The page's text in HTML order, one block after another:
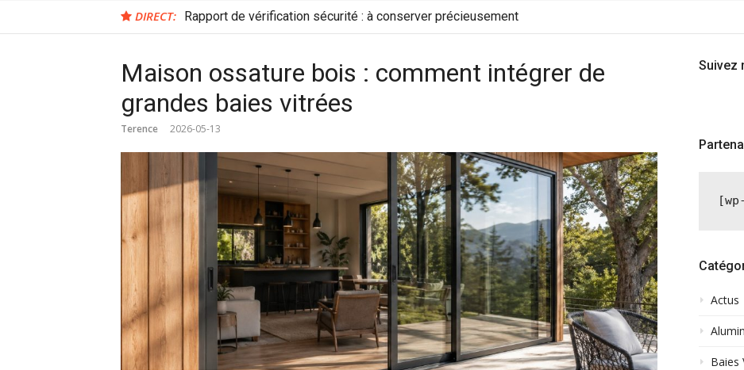
DIRECT: Rapport de vérification sécurité : à conserver précieusement
Maison ossature bois : comment intégrer de
grandes baies vitrées
Terence 2026-05-13
Suivez
Actus
Baies